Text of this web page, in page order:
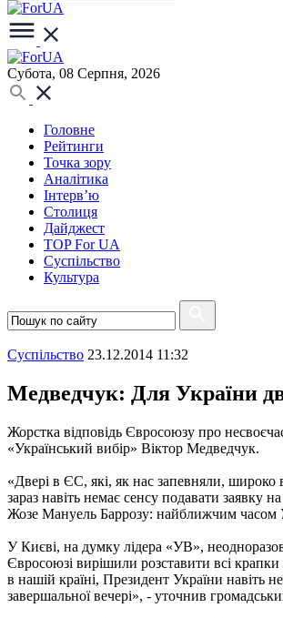
Субота, 08 Серпня, 2026
Головне
Рейтинги
Точка зору
Аналітика
Інтерв’ю
Столиця
Дайджест
TOP For UA
Суспiльство
Культура
Суспiльство 23.12.2014 11:32
Медведчук: Для України
Жорстка відповідь Євросоюзу про
«Український вибір» Віктор Медведчук.
«Двері в ЄС, які, як нас запевняли,
зараз навіть немає сенсу подавати заявку
Жозе Мануель Баррозу: найближчим часом
У Києві, на думку лідера «УВ»,
Євросоюзі вирішили розставити всі
в нашій країні, Президент України навіть
завершальної вечері», - уточнив